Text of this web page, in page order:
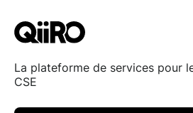
La plateforme de services pour
CSE